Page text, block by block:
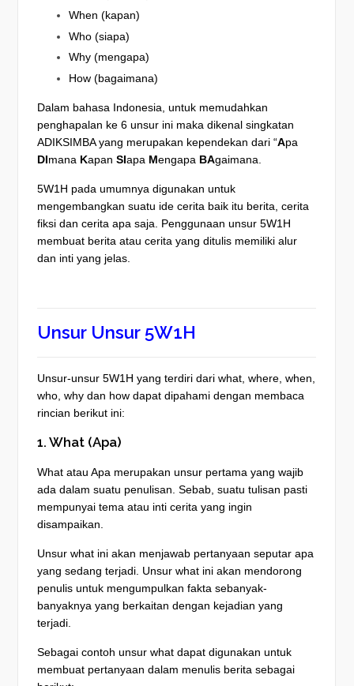
When (kapan)
Who (siapa)
Why (mengapa)
How (bagaimana)
Dalam bahasa Indonesia, untuk memudahkan
penghapalan ke 6 unsur ini maka dikenal singkatan
ADIKSIMBA yang merupakan kependekan dari“Apa
DImana Kapan SIapa Mengapa BAgaimana.
5W1H pada umumnya digunakan untuk
mengembangkan suatu ide cerita baik itu berita, cerita
fiksi dan cerita apa saja. Penggunaan unsur 5W1H
membuat berita atau cerita yang ditulis memiliki alur
dan inti yang jelas.
Unsur Unsur 5W1H
Unsur-unsur 5W1H yang terdiri dari what, where, when,
who, why dan how dapat dipahami dengan membaca
rincian berikut ini:
1. What (Apa)
What atau Apa merupakan unsur pertama yang wajib
ada dalam suatu penulisan. Sebab, suatu tulisan pasti
mempunyai tema atau inti cerita yang ingin
disampaikan.
Unsur what ini akan menjawab pertanyaan seputar apa
yang sedang terjadi. Unsur what ini akan mendorong
penulis untuk mengumpulkan fakta sebanyak-
banyaknya yang berkaitan dengan kejadian yang
terjadi.
Sebagai contoh unsur what dapat digunakan untuk
membuat pertanyaan dalam menulis berita sebagai